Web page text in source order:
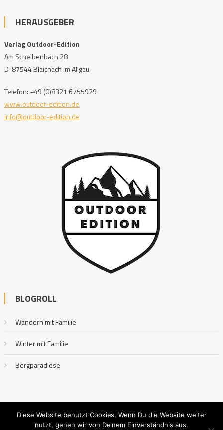
HERAUSGEBER
Verlag Outdoor-Edition
Am Scheibenbach 28
D-87544 Blaichach im Allgäu
Telefon: +49 (0)8321 6755929
www.outdoor-edition.de
info@outdoor-edition.de
BLOGROLL
Wandern mit Familie
Winter mit Familie
Bergparadiese
Diese Website benutzt Cookies. Wenn Du die Website weiter
nutzt, gehen wir von Deinem Einverständnis aus.